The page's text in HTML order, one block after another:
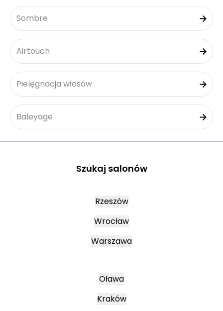
Sombre
Airtouch
Pielęgnacja włosów
Baleyage
Szukaj salonów
Rzeszów
Wrocław
Warszawa
Oława
Kraków